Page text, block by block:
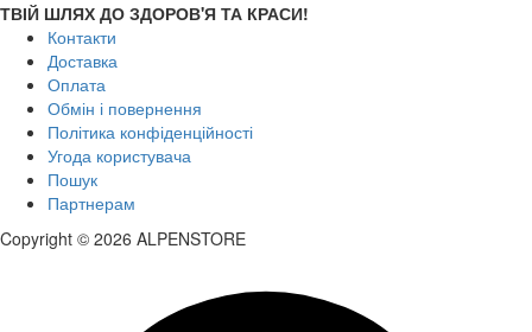
ТВІЙ ШЛЯХ ДО ЗДОРОВ'Я ТА КРАСИ!
Контакти
Доставка
Оплата
Обмін і повернення
Політика конфіденційності
Угода користувача
Пошук
Партнерам
Copyright © 2026 ALPENSTORE